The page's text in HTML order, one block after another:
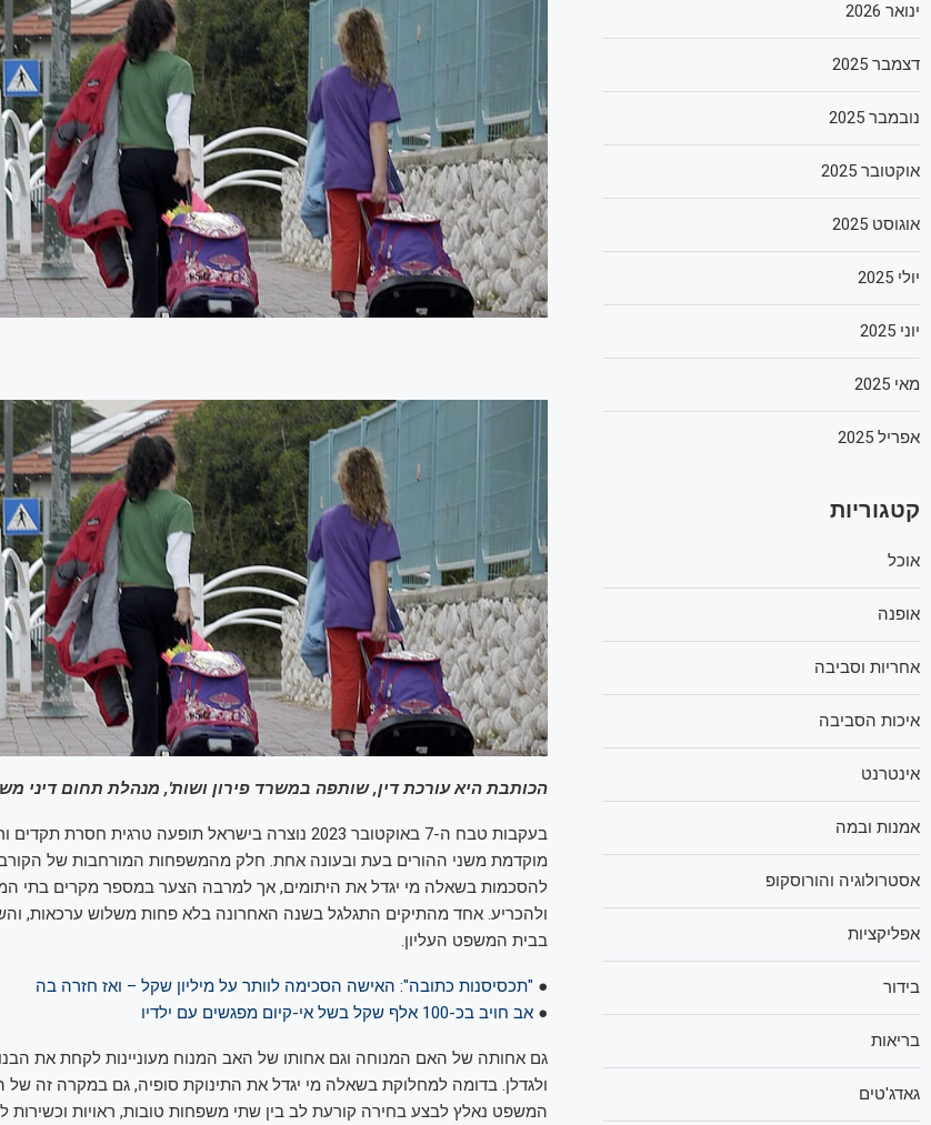
הכותבת היא עורכת דין, שותפה במשרד פירון ושות', מנהלת תחום דיני
בעקבות טבח ה-7 באוקטובר 2023 נוצרה בישראל תופעה טרגית
מוקדמת משני ההורים בעת ובעונה אחת. חלק מהמשפחות המורחבות של
להסכמות בשאלה מי יגדל את היתומים, אך למרבה הצער במספר מקרים בתי
ולהכריע. אחד מהתיקים התגלגל בשנה האחרונה בלא פחות משלוש ערכאות,
בבית המשפט העליון.
● "תכסיסנות כתובה": האישה הסכימה לוותר על מיליון שקל – ואז חזרה בה
● אב חויב בכ-100 אלף שקל בשל אי-קיום מפגשים עם ילדיו
גם אחותה של האם המנוחה וגם אחותו של האב המנוח מעוניינות לקחת את
ולגדלן. בדומה למחלוקת בשאלה מי יגדל את התינוקת סופיה, גם במקרה זה של
המשפט נאלץ לבצע בחירה קורעת לב בין שתי משפחות טובות, ראויות וכשירות
ינואר 2026
דצמבר 2025
נובמבר 2025
אוקטובר 2025
אוגוסט 2025
יולי 2025
יוני 2025
מאי 2025
אפריל 2025
קטגוריות
אוכל
אופנה
אחריות וסביבה
איכות הסביבה
אינטרנט
אמנות ובמה
אסטרולוגיה והורוסקופ
אפליקציות
בידור
בריאות
גאדג'טים